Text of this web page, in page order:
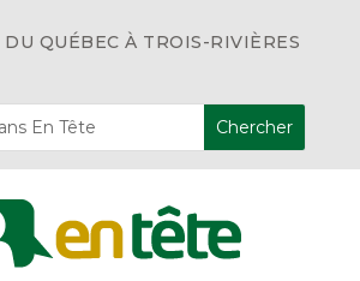
QUÉBEC À TROIS-RIVIÈRES